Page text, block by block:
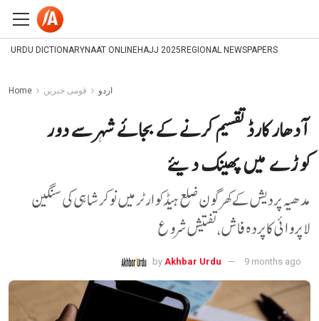
URDU DICTIONARYNAAT ONLINEHAJJ 2025 REGIONAL NEWSPAPERS
Home اردو قومی خبریں
آدھار کارڈ تقسیم کرنے کے بجائے شہر سے دور
کوڑے میں پھینک دیئے
مدھیہ پردیش کے کھرگون ضلع ہیڈکوارٹر میں نوکرشاہی کی سنگین
لاپروائی کا پردہ فاش، تفتیش شروع
by Akhbar Urdu 9 months ago